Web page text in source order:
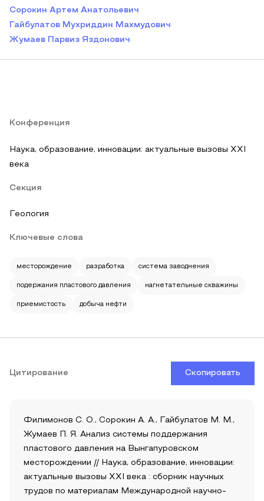
Сорокин Артем Анатольевич
Гайбулатов Мухриддин Махмудович
Жумаев Парвиз Яздонович
Конференция
Наука, образование, инновации: актуальные вызовы XXI
века
Секция
Геология
Ключевые слова
месторождение разработка система заводнения
подержания пластового давления нагнетательные скважины
приемистость добыча нефти
Цитирование Скопировать
Филимонов С. О., Сорокин А. А., Гайбулатов М. М.,
Жумаев П. Я. Анализ системы поддержания
пластового давления на Вынгапуровском
месторождении // Наука, образование, инновации:
актуальные вызовы XXI века : сборник научных
трудов по материалам Международной научно-